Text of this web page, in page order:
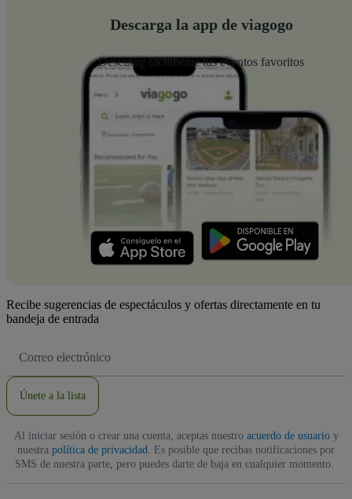
Descarga la app de viagogo
Descubre fácilmente tus eventos favoritos
Recibe sugerencias de espectáculos y ofertas directamente en tu
bandeja de entrada
de
Únete a la lista
Al iniciar sesión o crear una cuenta, aceptas nuestro acuerdo de usuarioy
nuestra política de privacidad. Es posible que recibas notificaciones por
SMS de nuestra parte, pero puedes darte de baja en cualquier momento.